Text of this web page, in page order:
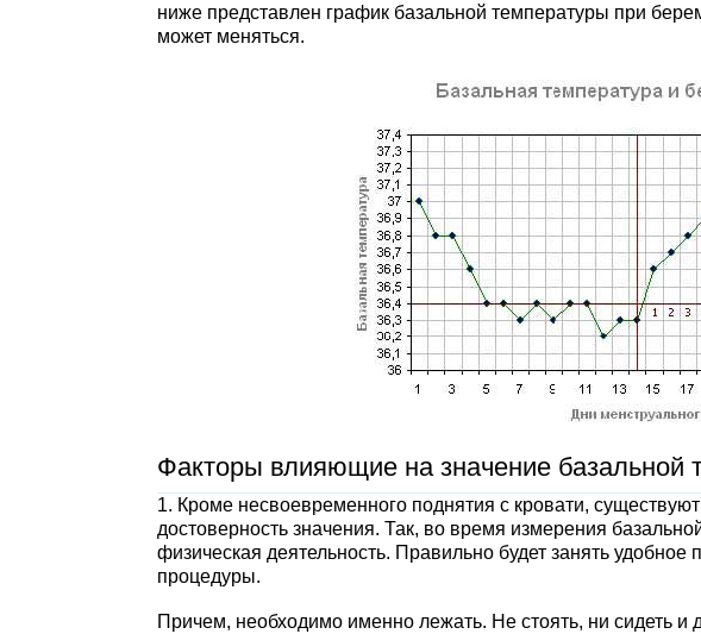
ниже представлен график базальной температуры при
может меняться.
Факторы влияющие на значение базальной
1. Кроме несвоевременного поднятия с кровати,
достоверность значения. Так, во время измерения
физическая деятельность. Правильно будет занять
процедуры.
Причем, необходимо именно лежать. Не стоять, ни сидеть и